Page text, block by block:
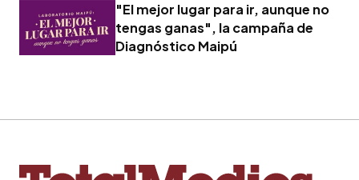
"El mejor lugar para ir, aunque no
tengas ganas", la campaña de
Diagnóstico Maipú